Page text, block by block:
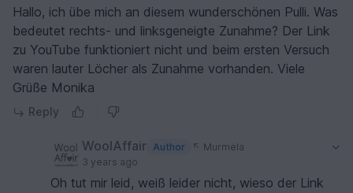
Hallo, ich übe mich an diesem wunderschönen Pulli. Was
bedeutet rechts- und linksgeneigte Zunahme? Der Link
zu YouTube funktioniert nicht und beim ersten Versuch
waren lauter Löcher als Zunahme vorhanden. Viele
Grüße Monika
Reply
WoolAffair Author
Murmela
3 years ago
Oh tut mir leid, weiß leider nicht, wieso der Link